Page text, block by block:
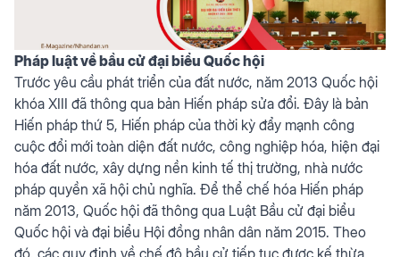
Pháp luật về bầu cử đại biểu Quốc hội
Trước yêu cầu phát triển của đất nước, năm 2013 Quốc hội
khóa XIII đã thông qua bản Hiến pháp sửa đổi. Đây là bản
Hiến pháp thứ 5, Hiến pháp của thời kỳ đẩy mạnh công
cuộc đổi mới toàn diện đất nước, công nghiệp hóa, hiện đại
hóa đất nước, xây dựng nền kinh tế thị trường, nhà nước
pháp quyền xã hội chủ nghĩa. Để thể chế hóa Hiến pháp
năm 2013, Quốc hội đã thông qua Luật Bầu cử đại biểu
Quốc hội và đại biểu Hội đồng nhân dân năm 2015. Theo